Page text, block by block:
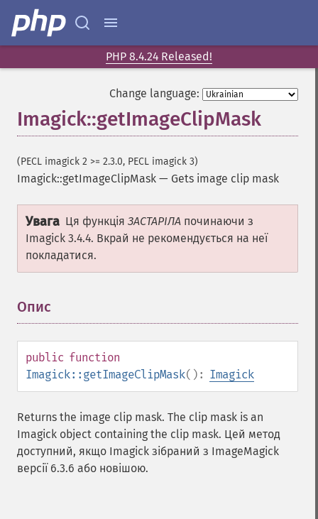
PHP 8.4.24 Released!
Change language:
Imagick::getImageClipMask
(PECL imagick 2 >= 2.3.0, PECL imagick 3)
Imagick::getImageClipMask — Gets image clip mask
Увага Ця функція ЗАСТАРІЛА починаючи з
Imagick 3.4.4. Вкрай не рекомендується на неї
покладатися.
Опис
public function
Imagick::getImageClipMask(): Imagick
Returns the image clip mask. The clip mask is an
Imagick object containing the clip mask. Цей метод
доступний, якщо Imagick зібраний з ImageMagick
версії 6.3.6 або новішою.
previousImage
profileImage
quantizeImages
queryFormats
raiseImage
randomThresholdImage
readImage
readImageBlob
readImageFile
readimages
remapImage
removeImage
removeImageProfile
resampleImage
resetImagePage
resizeImage
rollImage
rotateImage
rotationalBlurImage
sampleImage
scaleImage
segmentImage
selectiveBlurImage
separateImageChannel